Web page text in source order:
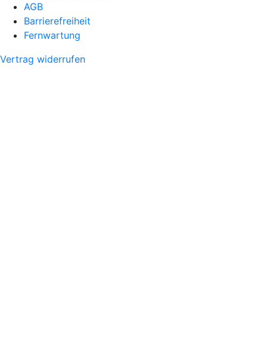
AGB
Barrierefreiheit
Fernwartung
Vertrag widerrufen